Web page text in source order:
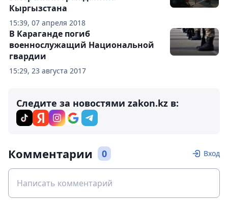
15:39, 07 апреля 2018
Кыргызстана
15:29, 23 августа 2017
В Караганде погиб
военнослужащий Национальной
гвардии
Следите за новостями zakon.kz в:
Комментарии 0 Вход